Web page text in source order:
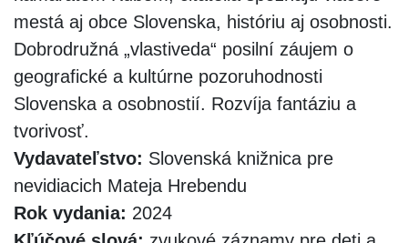
mestá aj obce Slovenska, históriu aj osobnosti.
Dobrodružná „vlastiveda“ posilní záujem o
geografické a kultúrne pozoruhodnosti
Slovenska a osobnostií. Rozvíja fantáziu a
tvorivosť.
Vydavateľstvo: Slovenská knižnica pre
nevidiacich Mateja Hrebendu
Rok vydania: 2024